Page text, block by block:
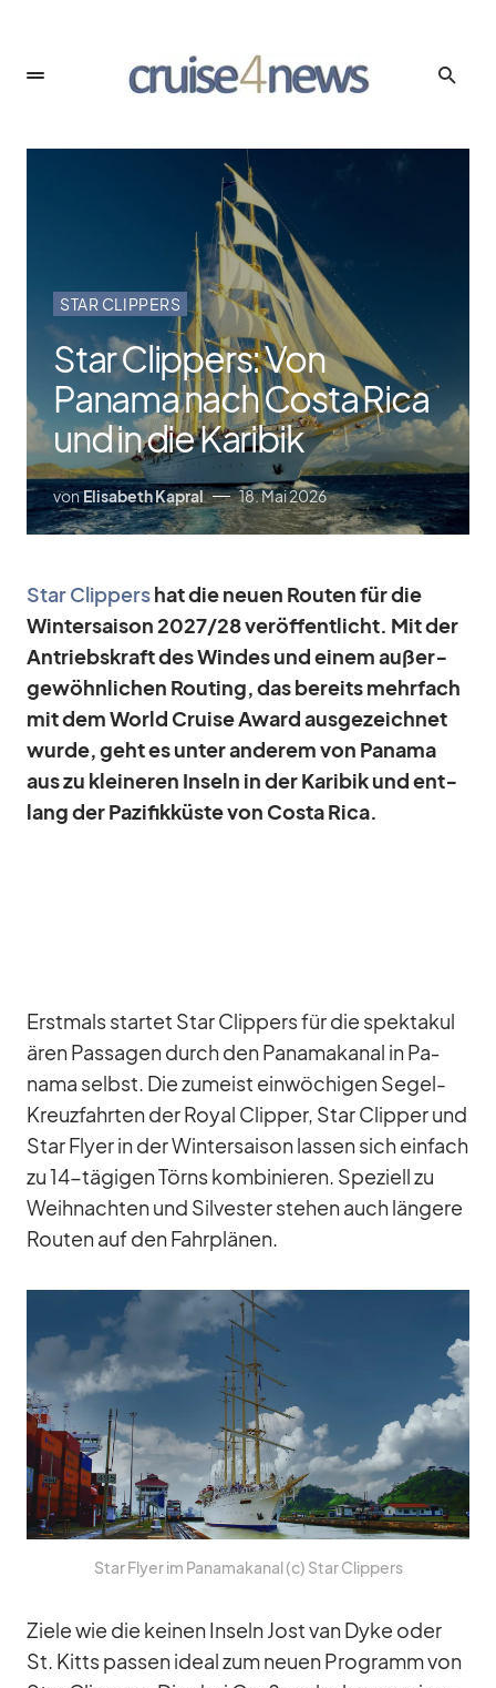
STAR CLIPPERS
Star Clippers: Von
Panama nach Costa Rica
und in die Karibik
von Elisabeth Kapral 18. Mai 2026
Star Clip­pershat die neuen Rou­ten für die
Win­ter­sai­son 2027/​28 ver­öf­fent­licht. Mit der
An­triebs­kraft des Win­des und ei­nem au­ßer­
ge­wöhn­li­chen Rou­ting, das be­reits mehr­fach
mit dem World Cruise Award aus­ge­zeich­net
wurde, geht es un­ter an­de­rem von Pa­nama
aus zu klei­ne­ren In­seln in der Ka­ri­bik und ent­
lang der Pa­zi­fik­küste von Costa Rica.
Erst­mals star­tet Star Clip­pers für die spek­ta­ku­l
ä­ren Pas­sa­gen durch den Pa­na­ma­ka­nal in Pa­
nama selbst. Die zu­meist ein­wö­chi­gen Se­gel-
Kreuz­fahr­ten der Royal Clip­per, Star Clip­per und
Star Flyer in der Win­ter­sai­son las­sen sich ein­fach
zu 14-tä­gi­gen Törns kom­bi­nie­ren. Spe­zi­ell zu
Weih­nach­ten und Sil­ves­ter ste­hen auch län­gere
Rou­ten auf den Fahr­plä­nen.
Star Flyer im Pa­na­ma­ka­nal (c) Star Clip­pers
Ziele wie die kei­nen In­seln Jost van Dyke oder
St. Kitts pas­sen ideal zum neuen Pro­gramm von